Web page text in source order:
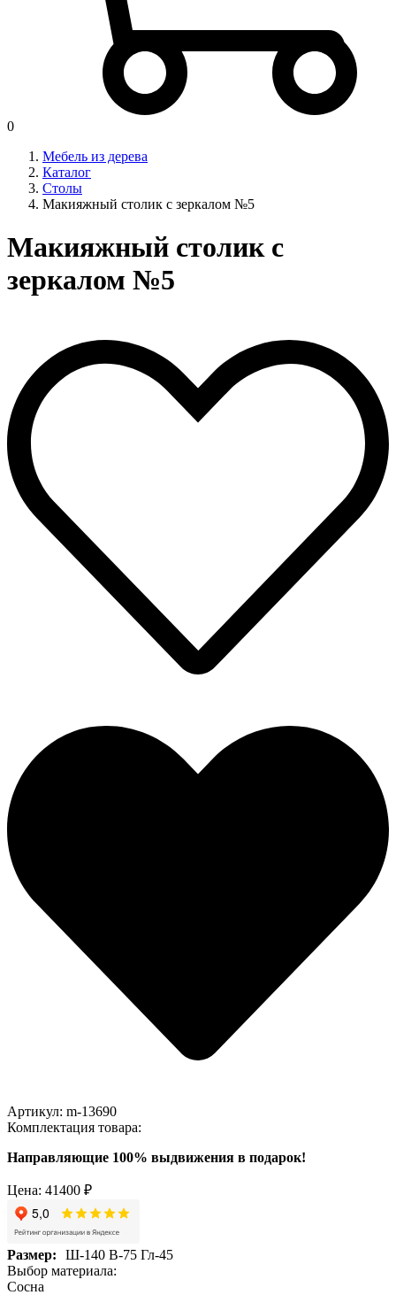
0
Мебель из дерева
Каталог
Столы
Макияжный столик с зеркалом №5
Макияжный столик с
зеркалом №5
Артикул: m-13690
Комплектация товара:
Направляющие 100% выдвижения в подарок!
Цена: 41400 ₽
Размер:
Ш-140 В-75 Гл-45
Выбор материала:
Сосна